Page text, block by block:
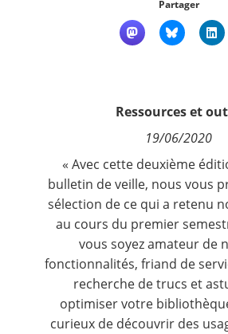
Qui sommes nous ?
Contact
Nous suivre
Partager
Ressources et
19/06/2020
« Avec cette deuxième
bulletin de veille, nous vous
sélection de ce qui a retenu
au cours du premier
vous soyez amateur de
fonctionnalités, friand de
recherche de trucs et
optimiser votre
curieux de découvrir des